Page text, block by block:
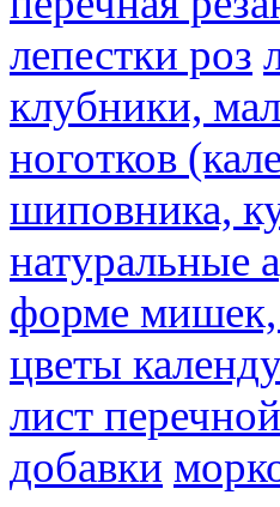
лепестки роз
клубники,
ноготков
шиповника,
натуральные
форме мишек,
цветы
лист
добавки